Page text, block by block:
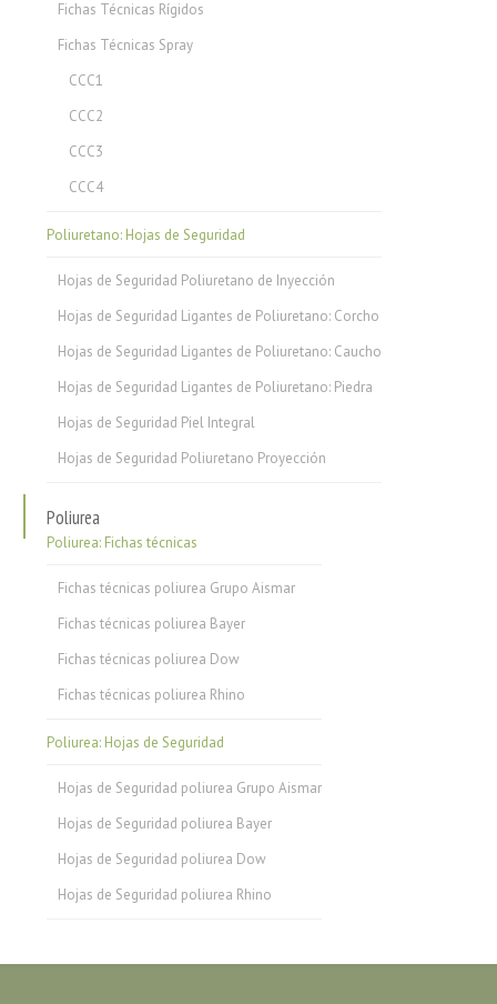
Fichas Técnicas Rígidos
Fichas Técnicas Spray
CCC1
CCC2
CCC3
CCC4
Poliuretano: Hojas de Seguridad
Hojas de Seguridad Poliuretano de Inyección
Hojas de Seguridad Ligantes de Poliuretano: Corcho
Hojas de Seguridad Ligantes de Poliuretano: Caucho
Hojas de Seguridad Ligantes de Poliuretano: Piedra
Hojas de Seguridad Piel Integral
Hojas de Seguridad Poliuretano Proyección
Poliurea
Poliurea: Fichas técnicas
Fichas técnicas poliurea Grupo Aismar
Fichas técnicas poliurea Bayer
Fichas técnicas poliurea Dow
Fichas técnicas poliurea Rhino
Poliurea: Hojas de Seguridad
Hojas de Seguridad poliurea Grupo Aismar
Hojas de Seguridad poliurea Bayer
Hojas de Seguridad poliurea Dow
Hojas de Seguridad poliurea Rhino